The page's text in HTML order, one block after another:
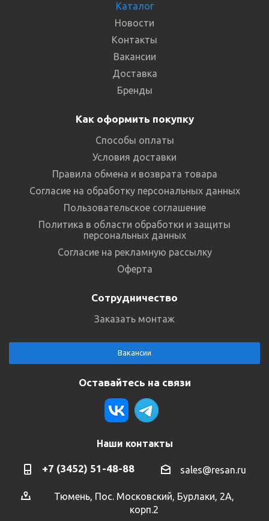
Каталог
Новости
Контакты
Вакансии
Доставка
Бренды
Как оформить покупку
Способы оплаты
Условия доставки
Правила обмена и возврата товара
Согласие на обработку персональных данных
Пользовательское соглашение
Политика в области обработки и защиты
персональных данных
Согласие на рекламную рассылку
Оферта
Сотрудничество
Заказать монтаж
Вакансии
Оставайтесь на связи
Наши контакты
+7 (3452) 51-48-88 sales@resan.ru
Тюмень, Пос. Московский, Бурлаки, 2А,
корп.2